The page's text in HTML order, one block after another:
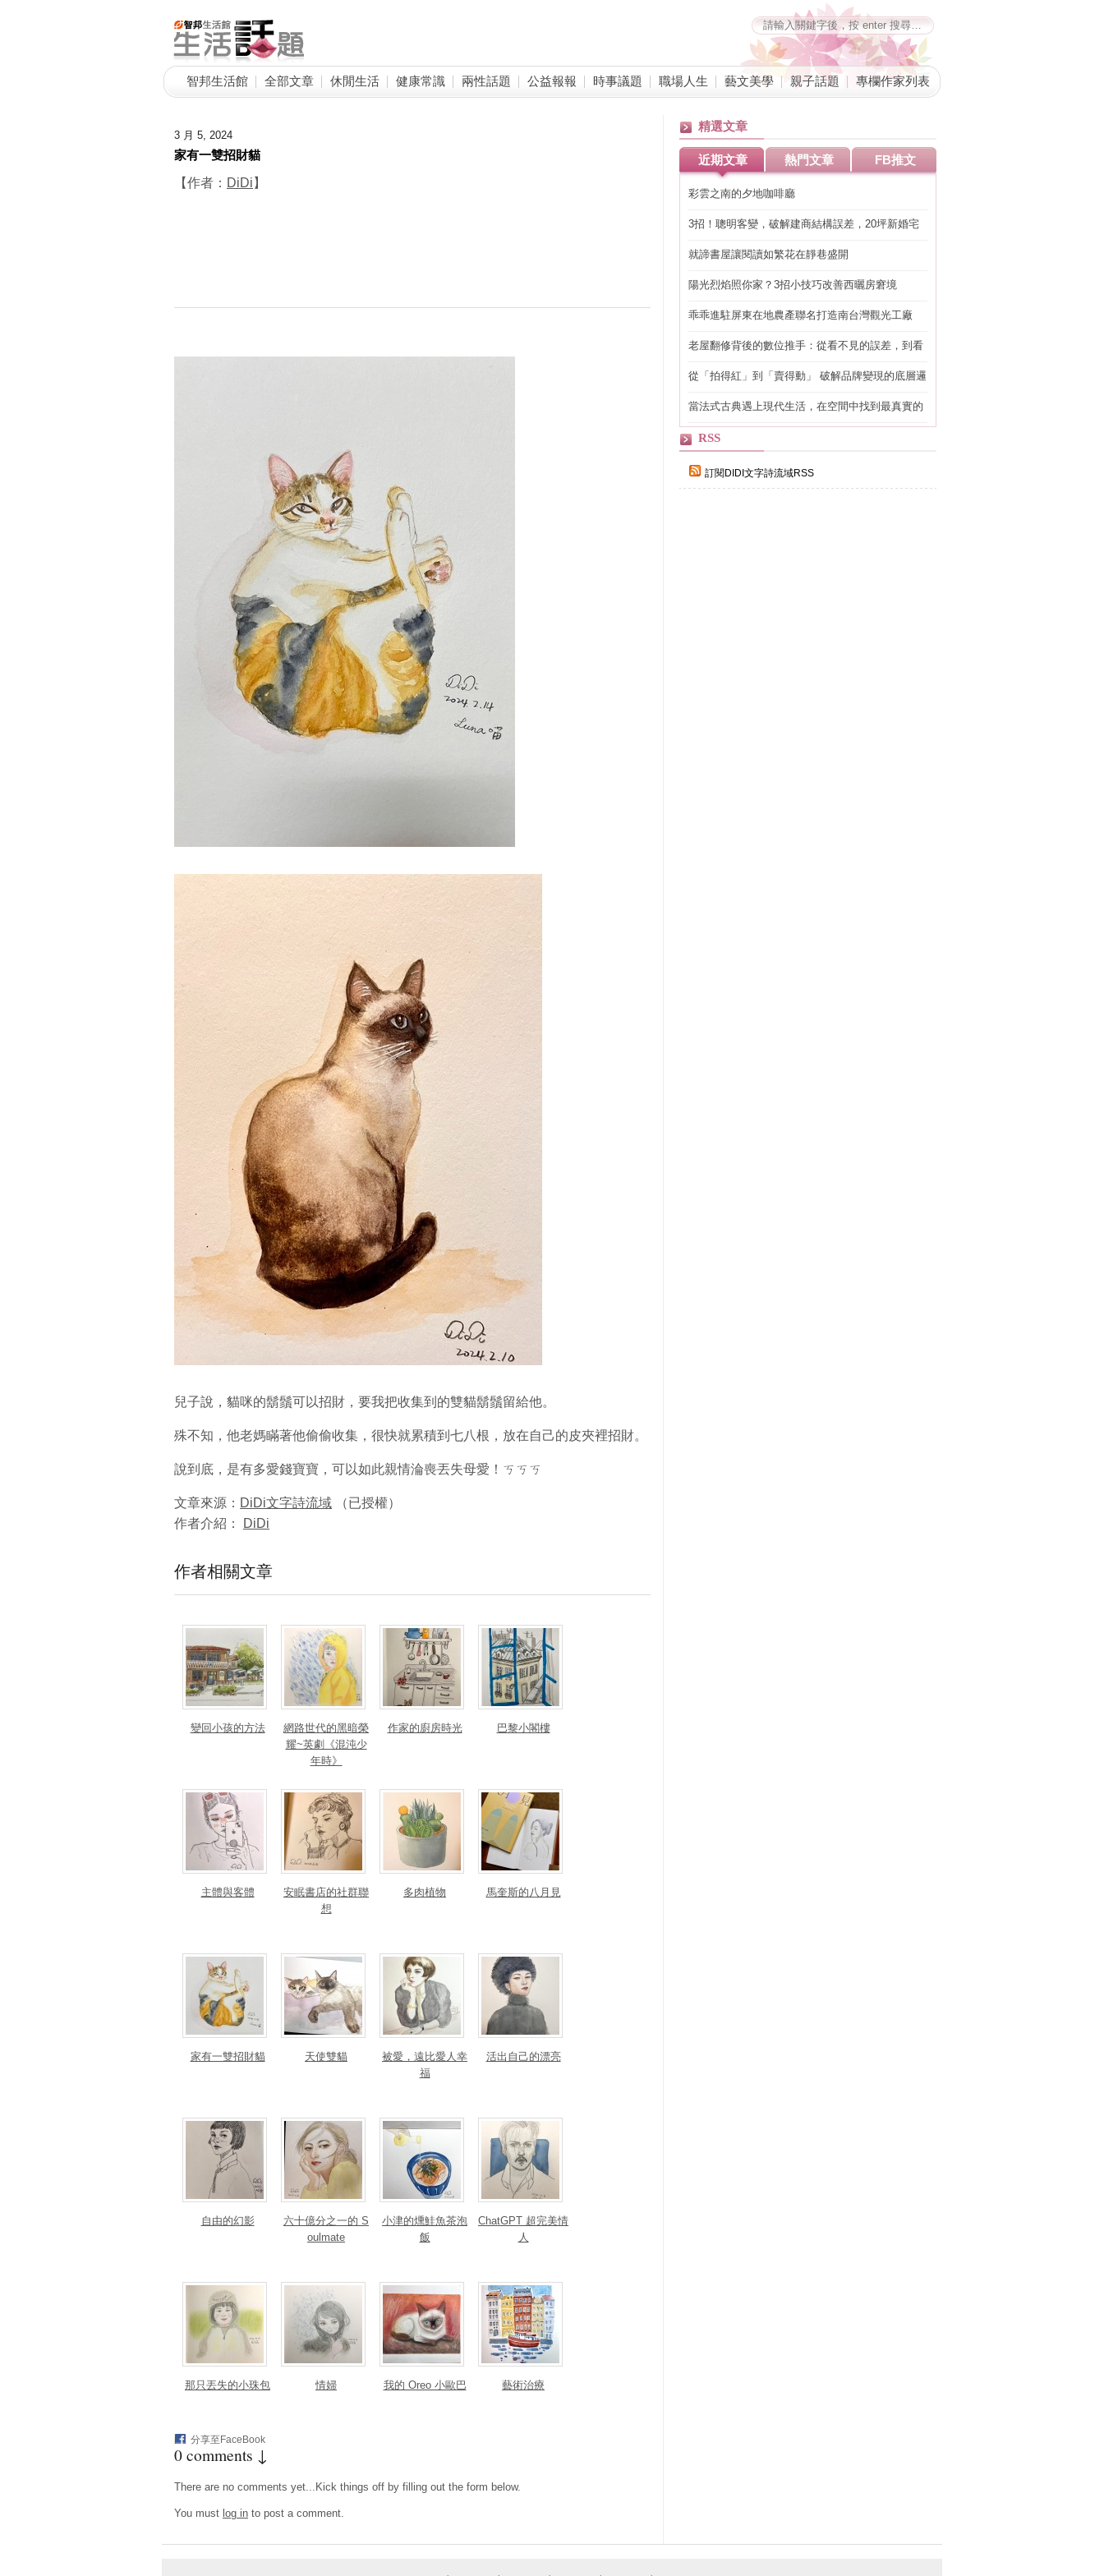
智邦生活館 全部文章 休閒生活 健康常識 兩性話題 公益報報 時事議題 職場人生 藝文美學 親子話題 專欄作家列表
3 月 5, 2024
家有一雙招財貓
【作者： DiDi 】
兒子說，貓咪的鬍鬚可以招財，要我把收集到的雙貓鬍鬚留給他。
殊不知，他老媽瞞著他偷偷收集，很快就累積到七八根，放在自己的皮夾裡招財。
說到底，是有多愛錢寶寶，可以如此親情淪喪丟失母愛！ㄎㄎㄎ
文章來源： DiDi文字詩流域 （已授權）
作者介紹：
DiDi
作者相關文章
變回小孩的方法
網路世代的黑暗榮
耀~英劇《混沌少
年時》
作家的廚房時光 巴黎小閣樓
主體與客體
安眠書店的社群聯
想
多肉植物 馬奎斯的八月見
家有一雙招財貓 天使雙貓
被愛，遠比愛人幸
福
活出自己的漂亮
自由的幻影
六十億分之一的 S
oulmate
小津的燻鮭魚茶泡
飯
ChatGPT 超完美情
人
那只丟失的小珠包 情婦 我的 Oreo 小歐巴 藝術治療
分享至FaceBook
0 comments ↓
There are no comments yet...Kick things off by filling out the form below.
You must log in to post a comment.
精選文章
近期文章 熱門文章 FB推文
彩雲之南的夕地咖啡廳
3招！聰明客變，破解建商結構誤差，20坪新婚宅
就諦書屋讓閱讀如繁花在靜巷盛開
陽光烈焰照你家？3招小技巧改善西曬房窘境
乖乖進駐屏東在地農產聯名打造南台灣觀光工廠
老屋翻修背後的數位推手：從看不見的誤差，到看
從「拍得紅」到「賣得動」 破解品牌變現的底層邏
當法式古典遇上現代生活，在空間中找到最真實的
RSS
訂閱DIDI文字詩流域RSS